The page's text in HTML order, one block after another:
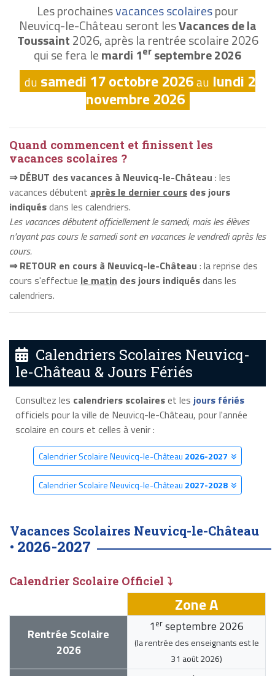
Les prochainesvacances scolairespour
Neuvicq-le-Château seront lesVacances de la
Toussaint2026, après la rentrée scolaire 2026
qui se fera lemardi 1er septembre 2026
du samedi 17 octobre 2026au lundi 2
novembre 2026
Quand commencent et finissent les
vacances scolaires ?
⇒ DÉBUT des vacances à Neuvicq-le-Château : les
vacances débutent après le dernier cours des jours
indiquésdans les calendriers.
Les vacances débutent officiellement le samedi, mais les élèves
n'ayant pas cours le samedi sont en vacances le vendredi après les
cours.
⇒ RETOUR en cours à Neuvicq-le-Château : la reprise des
cours s'effectue le matin des jours indiquésdans les
calendriers.
Calendriers Scolaires Neuvicq-
le-Château & Jours Fériés
Consultez les calendriers scolaireset les jours fériés
officiels pour la ville de Neuvicq-le-Château, pour l'année
scolaire en cours et celles à venir :
Calendrier Scolaire Neuvicq-le-Château 2026-2027
Calendrier Scolaire Neuvicq-le-Château 2027-2028
Vacances Scolaires Neuvicq-le-Château
• 2026-2027
Calendrier Scolaire Officiel ⤵
Zone A
Rentrée Scolaire
2026
1 er septembre 2026
(la rentrée des enseignants est le
31 août 2026)